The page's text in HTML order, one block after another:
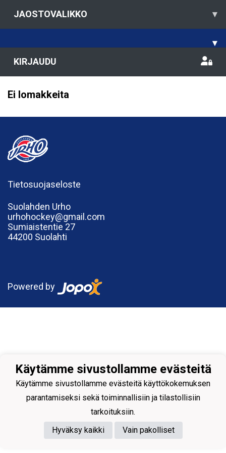
JAOSTOVALIKKO ▾
▾
KIRJAUDU
Ei lomakkeita
Tietosuojaseloste
Suolahden Urho
urhohockey@gmail.com
Sumiaistentie 27
44200 Suolahti
Powered by
Käytämme sivustollamme evästeitä
Käytämme sivustollamme evästeitä käyttökokemuksen
parantamiseksi sekä toiminnallisiin ja tilastollisiin
tarkoituksiin.
Hyväksy kaikki
Vain pakolliset